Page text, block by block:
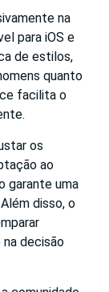
na
para iOS e
de estilos,
quanto
facilita o
os
ao
garante uma
disso, o
decisão